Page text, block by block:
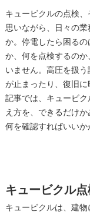
キュービクルの点検
思いながら、日々の
か。停電したら困る
か、何を点検するの
いません。高圧を扱
が止まったり、復旧
記事では、キュービ
え方を、できるだけ
何を確認すればいいか
キュービクル
キュービクルは、建